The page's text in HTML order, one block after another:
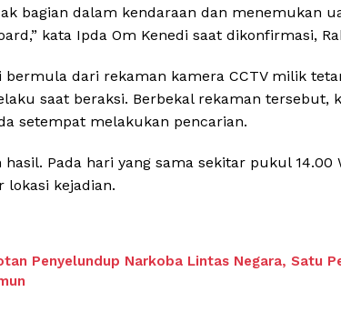
bagian dalam kendaraan dan menemukan
kata Ipda Om Kenedi saat dikonfirmasi,
bermula dari rekaman kamera CCTV milik
saat beraksi. Berbekal rekaman tersebut,
setempat melakukan pencarian.
Pada hari yang sama sekitar pukul 14.00
lokasi kejadian.
Penyelundup Narkoba Lintas Negara, Satu